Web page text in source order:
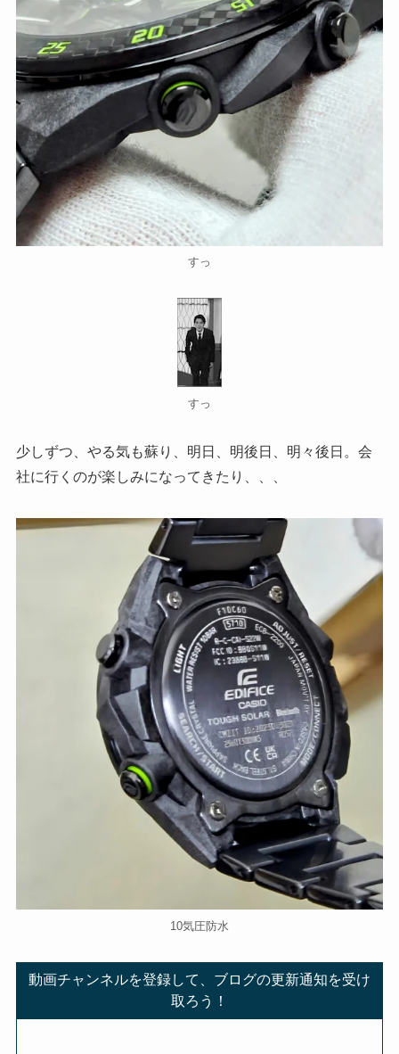
すっ
すっ
少しずつ、やる気も蘇り、明日、明後日、明々後日。会
社に行くのが楽しみになってきたり、、、
10気圧防水
動画チャンネルを登録して、ブログの更新通知を受け
取ろう！